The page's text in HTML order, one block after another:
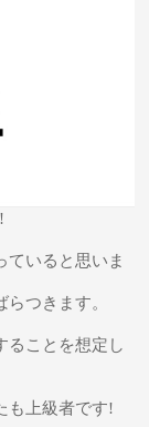
ていると思いま
つきます。
ることを想定し
も上級者です!